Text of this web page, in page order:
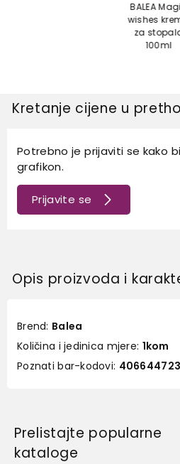
BALEA
wishes
za
100ml
Kretanje cijene u
Potrebno je prijaviti se kako
grafikon.
Prijavite se
Opis proizvoda i
Brend: Balea
Količina i jedinica mjere: 1kom
Poznati bar-kodovi:
Prelistajte popularne
kataloge